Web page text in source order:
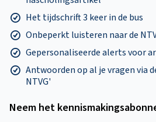
Het tijdschrift 3 keer in de bus
Onbeperkt luisteren naar de
Gepersonaliseerde alerts voor
Antwoorden op al je vragen via
NTVG'
Neem het